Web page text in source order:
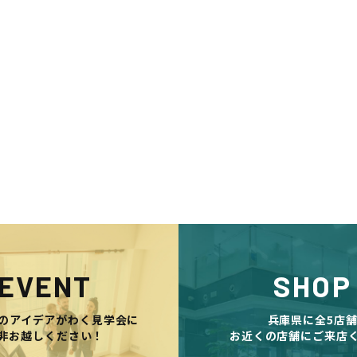
アイデアがわく見学会に
お越しください！
SHOP
兵庫県に全5店舗
お近くの店舗にご来店